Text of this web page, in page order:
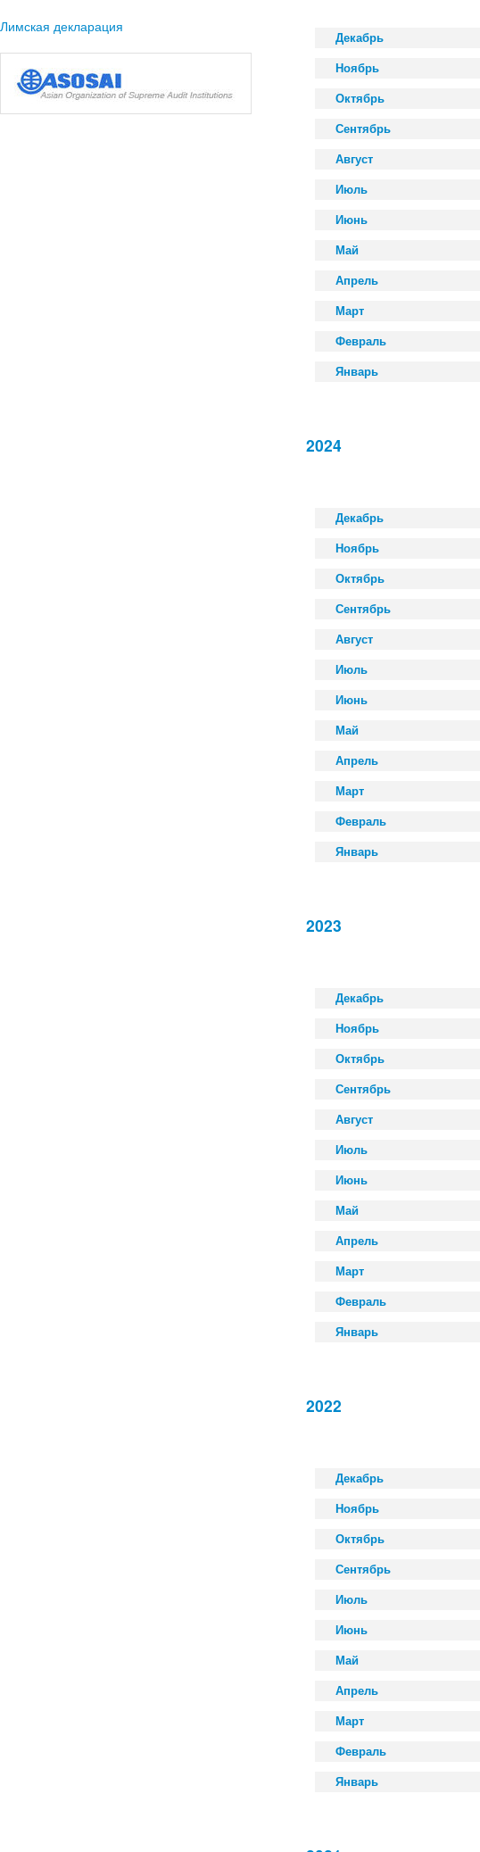
Лимская декларация
Декабрь
Ноябрь
Октябрь
Сентябрь
Август
Июль
Июнь
Май
Апрель
Март
Февраль
Январь
2024
Декабрь
Ноябрь
Октябрь
Сентябрь
Август
Июль
Июнь
Май
Апрель
Март
Февраль
Январь
2023
Декабрь
Ноябрь
Октябрь
Сентябрь
Август
Июль
Июнь
Май
Апрель
Март
Февраль
Январь
2022
Декабрь
Ноябрь
Октябрь
Сентябрь
Июль
Июнь
Май
Апрель
Март
Февраль
Январь